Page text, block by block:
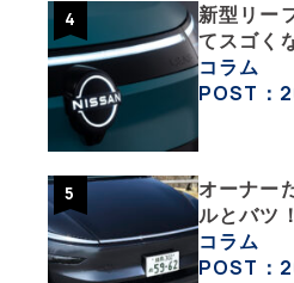
新型リー
てスゴく
グレード
チェック
コラム
POST：
オーナー
ルとバツ
旧型モデ
みた【テ
コラム
POST：